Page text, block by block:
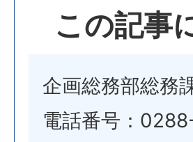
この記事
企画総務部総務
電話番号：